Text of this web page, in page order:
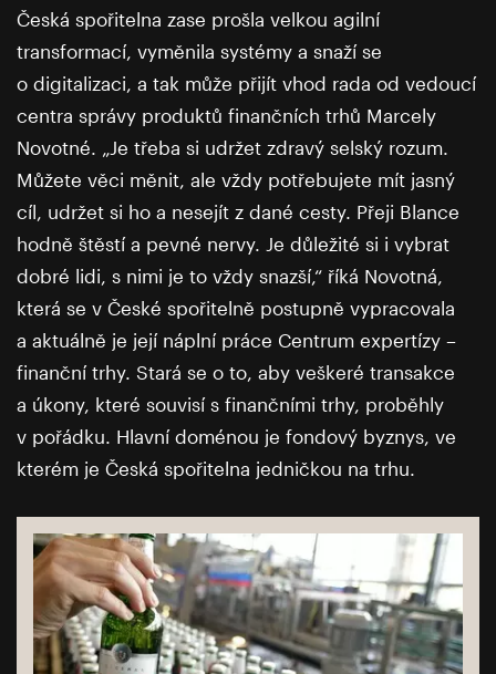
Česká spořitelna zase prošla velkou agilní
transformací, vyměnila systémy a snaží se
o digitalizaci, a tak může přijít vhod rada od vedoucí
centra správy produktů finančních trhů Marcely
Novotné. „Je třeba si udržet zdravý selský rozum.
Můžete věci měnit, ale vždy potřebujete mít jasný
cíl, udržet si ho a nesejít z dané cesty. Přeji Blance
hodně štěstí a pevné nervy. Je důležité si i vybrat
dobré lidi, s nimi je to vždy snazší,“ říká Novotná,
která se v České spořitelně postupně vypracovala
a aktuálně je její náplní práce Centrum expertízy –
finanční trhy. Stará se o to, aby veškeré transakce
a úkony, které souvisí s finančními trhy, proběhly
v pořádku. Hlavní doménou je fondový byznys, ve
kterém je Česká spořitelna jedničkou na trhu.